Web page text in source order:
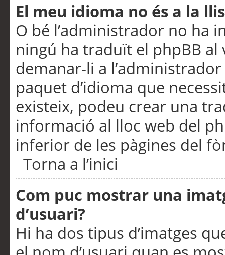
El meu idioma no és a la
O bé l’administrador no ha
ningú ha traduït el phpBB
demanar-li a
paquet d’idioma que
existeix, podeu crear una
informació al lloc web del
inferior de les pàgines del
Torna a l’inici
Com puc mostrar una
d’usuari?
Hi ha dos tipus d’imatges